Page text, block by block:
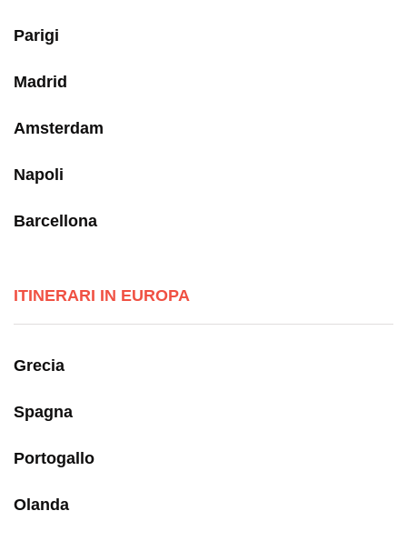
Parigi
Madrid
Amsterdam
Napoli
Barcellona
ITINERARI IN EUROPA
Grecia
Spagna
Portogallo
Olanda